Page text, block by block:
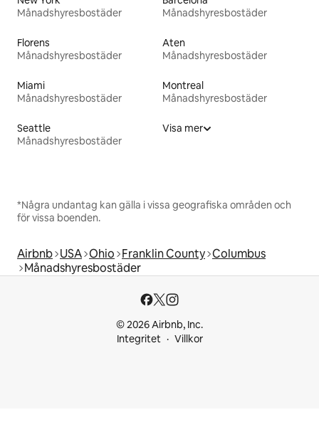
Månadshyresbostäder
Månadshyresbostäder
Florens
Månadshyresbostäder
Aten
Månadshyresbostäder
Miami
Månadshyresbostäder
Montreal
Månadshyresbostäder
Seattle
Månadshyresbostäder
Visa mer
*Några undantag kan gälla i vissa geografiska områden och
för vissa boenden.
Airbnb USA Ohio Franklin County Columbus
Månadshyresbostäder
© 2026 Airbnb, Inc.
Integritet
Villkor